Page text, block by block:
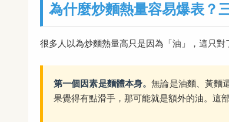
為什麼炒麵熱量容易爆表？
很多人以為炒麵熱量高只是因為「油」，這只對
第一個因素是麵體本身。無論是油麵、黃麵
果覺得有點滑手，那可能就是額外的油。這